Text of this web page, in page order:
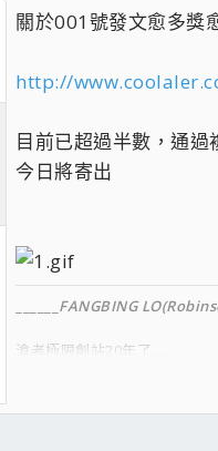
關於001號發文愈多獎
http://
目前已超過半數，通過
今日將寄出
FANGBING
滄者極限創站20年了....